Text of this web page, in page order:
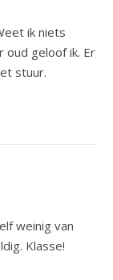
ik niets
oud geloof ik. Er
stuur.
weinig van
Klasse!